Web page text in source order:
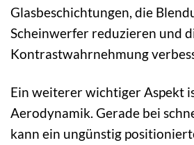
Glasbeschichtungen, die
Scheinwerfer reduzieren und
Kontrastwahrnehmung
Ein weiterer wichtiger Aspekt
Aerodynamik. Gerade bei
kann ein ungünstig